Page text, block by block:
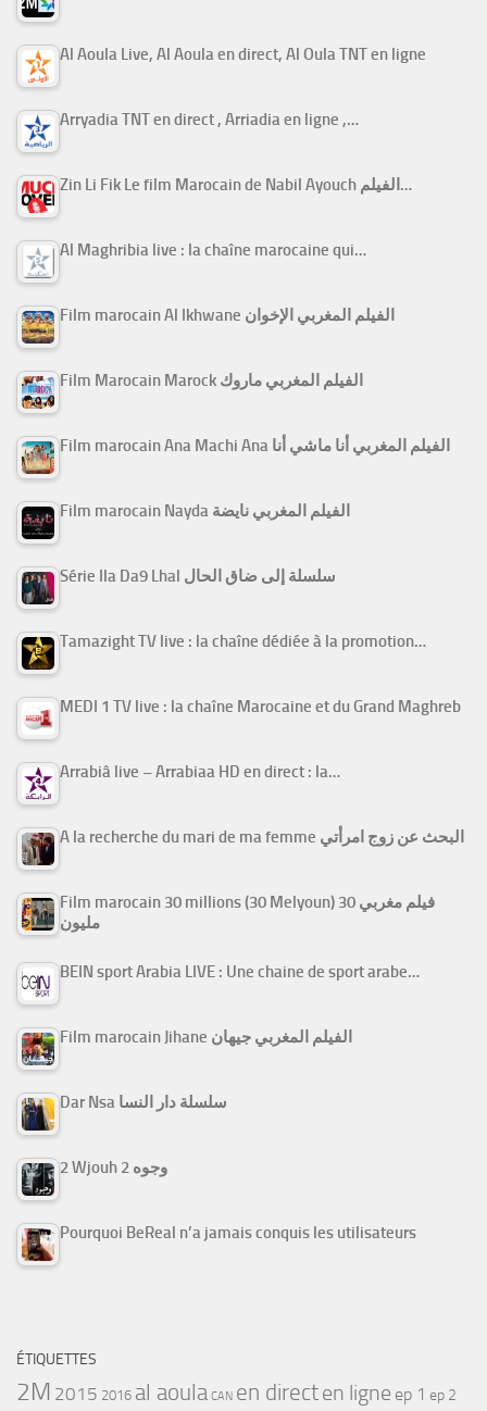
Al Aoula Live, Al Aoula en direct, Al Oula TNT en ligne
Arryadia TNT en direct , Arriadia en ligne ,…
Zin Li Fik Le film Marocain de Nabil Ayouch الفيلم…
Al Maghribia live : la chaîne marocaine qui…
Film marocain Al Ikhwane الفيلم المغربي الإخوان
Film Marocain Marock الفيلم المغربي ماروك
Film marocain Ana Machi Ana الفيلم المغربي أنا ماشي أنا
Film marocain Nayda الفيلم المغربي نايضة
Série Ila Da9 Lhal سلسلة إلى ضاق الحال
Tamazight TV live : la chaîne dédiée à la promotion…
MEDI 1 TV live : la chaîne Marocaine et du Grand Maghreb
Arrabiâ live – Arrabiaa HD en direct : la…
A la recherche du mari de ma femme البحث عن زوج امرأتي
Film marocain 30 millions (30 Melyoun) فيلم مغربي 30
مليون
BEIN sport Arabia LIVE : Une chaine de sport arabe…
Film marocain Jihane الفيلم المغربي جيهان
Dar Nsa سلسلة دار النسا
2 Wjouh 2 وجوه
Pourquoi BeReal n’a jamais conquis les utilisateurs
ÉTIQUETTES
2M 2015 2016 al aoula CAN en directen ligne ep 1 ep 2